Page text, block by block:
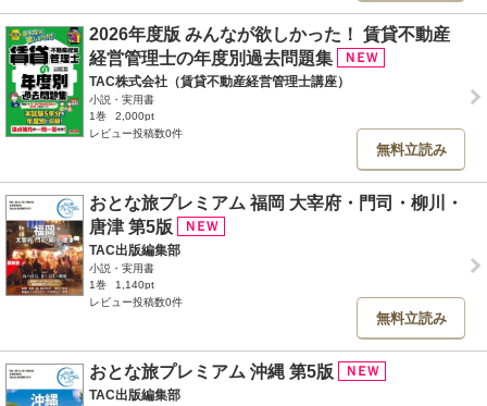
2026年度版 みんなが欲しかった！ 賃貸不動産
経営管理士の年度別過去問題集
TAC株式会社（賃貸不動産経営管理士講座）
小説・実用書
1巻
2,000pt
レビュー投稿数0件
無料立読み
おとな旅プレミアム 福岡 大宰府・門司・柳川・
唐津 第5版
TAC出版編集部
小説・実用書
1巻
1,140pt
レビュー投稿数0件
無料立読み
おとな旅プレミアム 沖縄 第5版
TAC出版編集部